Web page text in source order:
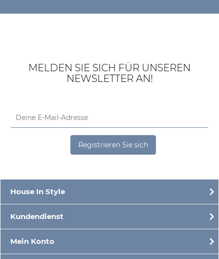
MELDEN SIE SICH FÜR UNSEREN
NEWSLETTER AN!
Registrieren Sie sich
House In Style
Kundendienst
Mein Konto